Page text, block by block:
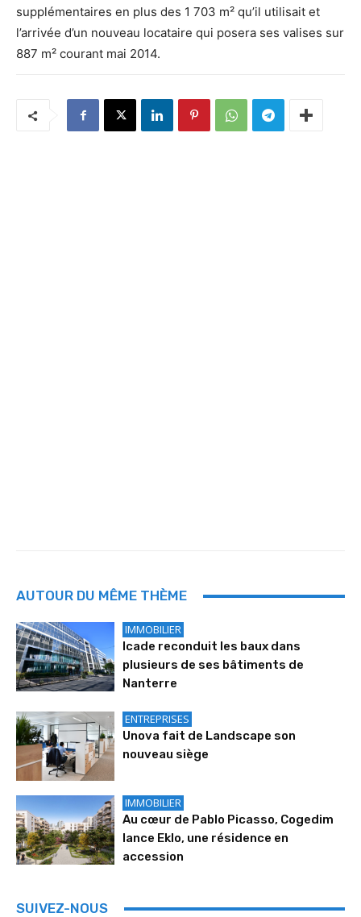
supplémentaires en plus des 1 703 m² qu’il utilisait et
l’arrivée d’un nouveau locataire qui posera ses valises sur
887 m² courant mai 2014.
AUTOUR DU MÊME THÈME
IMMOBILIER
Icade reconduit les baux dans
plusieurs de ses bâtiments de
Nanterre
ENTREPRISES
Unova fait de Landscape son
nouveau siège
IMMOBILIER
Au cœur de Pablo Picasso, Cogedim
lance Eklo, une résidence en
accession
SUIVEZ-NOUS